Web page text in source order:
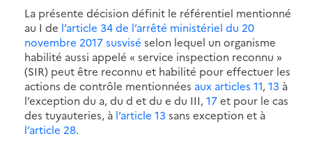
La présente décision définit le référentiel mentionné
au I de l’article 34 de l’arrêté ministériel du 20
novembre 2017 susvisé selon lequel un organisme
habilité aussi appelé « service inspection reconnu »
(SIR) peut être reconnu et habilité pour effectuer les
actions de contrôle mentionnées aux articles 11,13 à
l’exception du a, du d et du e du III,17et pour le cas
des tuyauteries, à l’article 13 sans exception et à
l’article 28.